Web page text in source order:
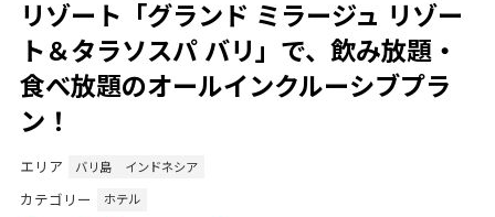
リゾート「グランド ミラージュ リゾー
ト＆タラソスパ バリ」で、飲み放題・
食べ放題のオールインクルーシブプラ
ン！
エリア バリ島 インドネシア
カテゴリー ホテル